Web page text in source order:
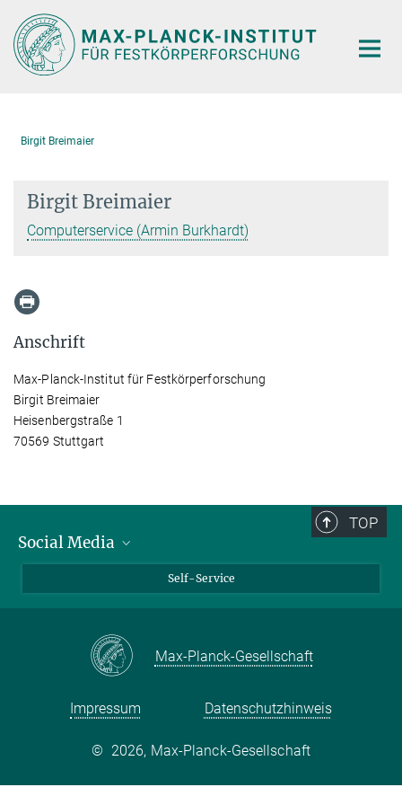
Hauptinhalt
Birgit Breimaier
Birgit Breimaier
Computerservice (Armin Burkhardt)
Anschrift
Max-Planck-Institut für Festkörperforschung
Birgit Breimaier
Heisenbergstraße 1
70569 Stuttgart
TOP
Social Media
Facebook
Self-Service
Max-Planck-Gesellschaft
Impressum Datenschutzhinweis
© 2026, Max-Planck-Gesellschaft